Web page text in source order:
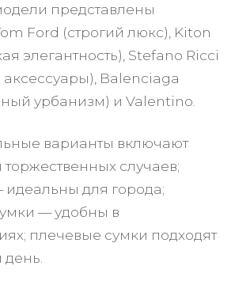
представлены
Ford (строгий люкс), Kiton
элегантность), Stefano Ricci
аксессуары), Balenciaga
урбанизм) и Valentino.
варианты включают
торжественных случаев;
для города;
— удобны в
плечевые сумки подходят